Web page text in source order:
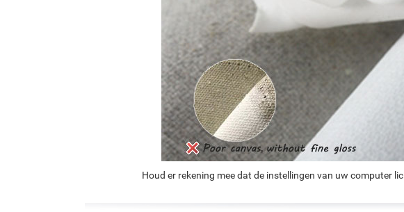
Houd er rekening mee dat de instellingen van uw computer